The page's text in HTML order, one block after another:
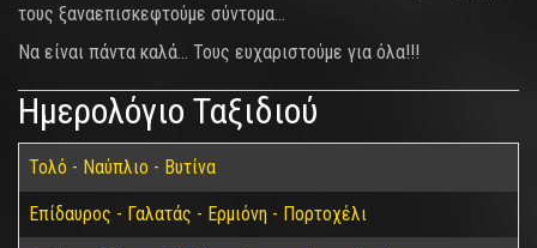
τους ξαναεπισκεφτούμε σύντομα…
Να είναι πάντα καλά… Τους ευχαριστούμε για όλα!!!
Ημερολόγιο Ταξιδιού
Τολό - Ναύπλιο - Βυτίνα
Επίδαυρος - Γαλατάς - Ερμιόνη - Πορτοχέλι